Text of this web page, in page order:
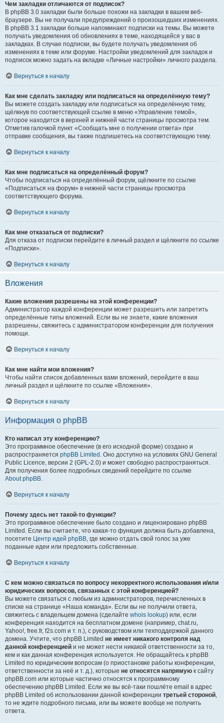
Чем закладки отличаются от подписок?
В phpBB 3.0 закладки были больше похожи на закладки в вашем веб-
браузере. Вы не получали предупреждений о произошедших изменениях.
В phpBB 3.1 закладки больше напоминают подписки на темы. Вы можете
получать уведомления об обновлениях в теме, находящейся у вас в
закладках. В случае подписки, вы будете получать уведомления об
изменениях в теме или форуме. Настройки уведомлений для закладок и
подписок можно задать на вкладке «Личные настройки» личного раздела.
Вернуться к началу
Как мне сделать закладку или подписаться на определённую тему?
Вы можете создать закладку или подписаться на определённую тему,
щёлкнув по соответствующей ссылке в меню «Управление темой»,
которое находится в верхней и нижней части страницы просмотра тем.
Отметив галочкой пункт «Сообщать мне о получении ответа» при
отправке сообщения, вы также подпишетесь на соответствующую тему.
Вернуться к началу
Как мне подписаться на определённый форум?
Чтобы подписаться на определённый форум, щёлкните по ссылке
«Подписаться на форум» в нижней части страницы просмотра
соответствующего форума.
Вернуться к началу
Как мне отказаться от подписки?
Для отказа от подписки перейдите в личный раздел и щёлкните по ссылке
«Подписки».
Вернуться к началу
Вложения
Какие вложения разрешены на этой конференции?
Администратор каждой конференции может разрешить или запретить
определённые типы вложений. Если вы не знаете, какие вложения
разрешены, свяжитесь с администратором конференции для получения
помощи.
Вернуться к началу
Как мне найти мои вложения?
Чтобы найти список добавленных вами вложений, перейдите в ваш
личный раздел и щёлкните по ссылке «Вложения».
Вернуться к началу
Информация о phpBB
Кто написал эту конференцию?
Это программное обеспечение (в его исходной форме) создано и
распространяется phpBB Limited . Оно доступно на условиях GNU General
Public Licence, версии 2 (GPL-2.0) и может свободно распространяться.
Для получения более подробных сведений перейдите по ссылке
About phpBB.
Вернуться к началу
Почему здесь нет такой-то функции?
Это программное обеспечение было создано и лицензировано phpBB
Limited. Если вы считаете, что какая-то функция должна быть добавлена,
посетите Центр идей phpBB, где можно отдать свой голос за уже
поданные идеи или предложить собственные.
Вернуться к началу
С кем можно связаться по вопросу некорректного использования и/или
юридических вопросов, связанных с этой конференцией?
Вы можете связаться с любым из администраторов, перечисленных в
списке на странице «Наша команда». Если вы не получили ответа,
свяжитесь с владельцем домена (сделайте whois lookup) или, если
конференция находится на бесплатном домене (например, chat.ru,
Yahoo!, free.fr, f2s.com и т. п.), с руководством или техподдержкой данного
домена. Учтите, что phpBB Limited не имеет никакого контроля над
данной конференцией и не может нести никакой ответственности за то,
кем и как данная конференция используется. Не обращайтесь к phpBB
Limited по юридическим вопросам (о приостановке работы конференции,
ответственности за неё и т. д.), которые не относятся напрямую к сайту
phpBB.com или которые частично относятся к программному
обеспечению phpBB Limited. Если же вы всё-таки пошлёте email в адрес
phpBB Limited об использовании данной конференции третьей стороной,
то не ждите подробного письма, или вы можете вообще не получить
ответа.